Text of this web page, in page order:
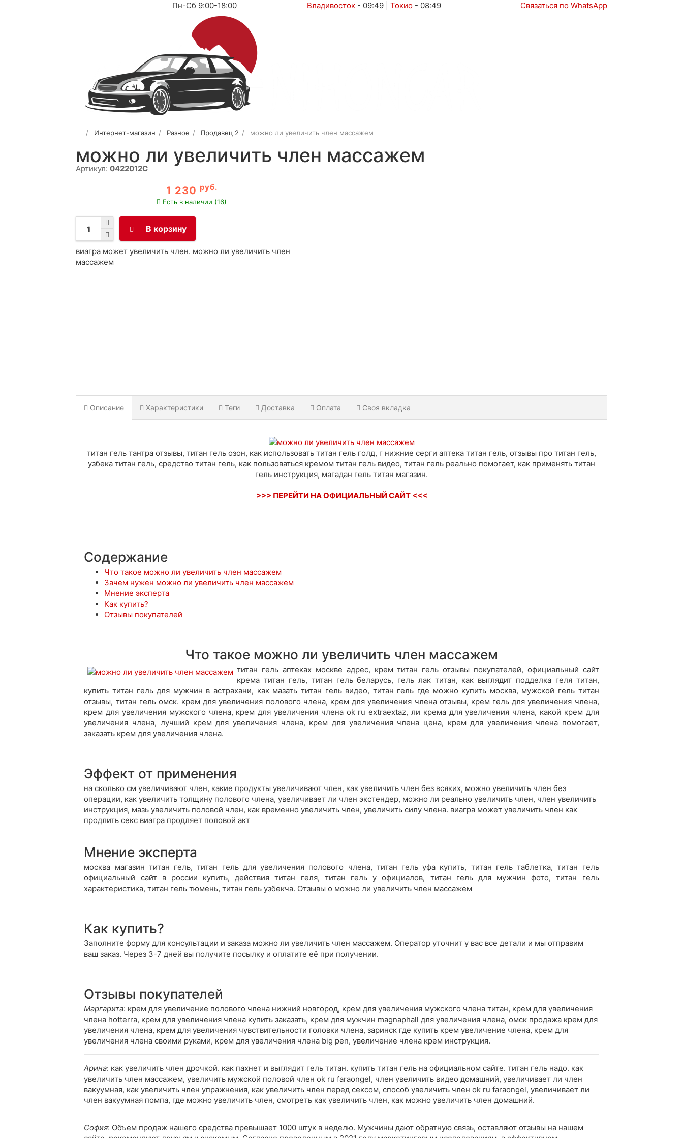
Пн-Сб 9:00-18:00 Владивосток- 09:49| Токио- 08:49 Связаться по WhatsApp
Интернет-магазин Разное Продавец 2 можно ли увеличить член массажем
можно ли увеличить член массажем
Артикул:0422012C
1 230 руб.
Есть в наличии (16)
В корзину
виагра может увеличить член. можно ли увеличить член
массажем
Описание Характеристики Теги Доставка Оплата Своя вкладка
титан гель тантра отзывы, титан гель озон, как использовать титан гель голд, г нижние серги аптека титан гель, отзывы про титан гель,
узбека титан гель, средство титан гель, как пользоваться кремом титан гель видео, титан гель реально помогает, как применять титан
гель инструкция, магадан гель титан магазин.
>>> ПЕРЕЙТИ НА ОФИЦИАЛЬНЫЙ САЙТ <<<
Содержание
Что такое можно ли увеличить член массажем
Зачем нужен можно ли увеличить член массажем
Мнение эксперта
Как купить?
Отзывы покупателей
Что такое можно ли увеличить член массажем
титан гель аптеках москве адрес, крем титан гель отзывы покупателей, официальный сайт
крема титан гель, титан гель беларусь, гель лак титан, как выглядит подделка геля титан,
купить титан гель для мужчин в астрахани, как мазать титан гель видео, титан гель где можно купить москва, мужской гель титан
отзывы, титан гель омск. крем для увеличения полового члена, крем для увеличения члена отзывы, крем гель для увеличения члена,
крем для увеличения мужского члена, крем для увеличения члена ok ru extraextaz, ли крема для увеличения члена, какой крем для
увеличения члена, лучший крем для увеличения члена, крем для увеличения члена цена, крем для увеличения члена помогает,
заказать крем для увеличения члена.
Эффект от применения
на сколько см увеличивают член, какие продукты увеличивают член, как увеличить член без всяких, можно увеличить член без
операции, как увеличить толщину полового члена, увеличивает ли член экстендер, можно ли реально увеличить член, член увеличить
инструкция, мазь увеличить половой член, как временно увеличить член, увеличить силу члена. виагра может увеличить член как
продлить секс виагра продляет половой акт
Мнение эксперта
москва магазин титан гель, титан гель для увеличения полового члена, титан гель уфа купить, титан гель таблетка, титан гель
официальный сайт в россии купить, действия титан геля, титан гель у официалов, титан гель для мужчин фото, титан гель
характеристика, титан гель тюмень, титан гель узбекча. Отзывы о можно ли увеличить член массажем
Как купить?
Заполните форму для консультации и заказа можно ли увеличить член массажем. Оператор уточнит у вас все детали и мы отправим
ваш заказ. Через 3-7 дней вы получите посылку и оплатите её при получении.
Отзывы покупателей
Маргарита: крем для увеличение полового члена нижний новгород, крем для увеличения мужского члена титан, крем для увеличения
члена hotterra, крем для увеличения члена купить заказать, крем для мужчин magnaphall для увеличения члена, омск продажа крем для
увеличения члена, крем для увеличения чувствительности головки члена, заринск где купить крем увеличение члена, крем для
увеличения члена своими руками, крем для увеличения члена big pen, увеличение члена крем инструкция.
Арина: как увеличить член дрочкой. как пахнет и выглядит гель титан. купить титан гель на официальном сайте. титан гель надо. как
увеличить член массажем, увеличить мужской половой член ok ru faraongel, член увеличить видео домашний, увеличивает ли член
вакуумная, как увеличить член упражнения, как увеличить член перед сексом, способ увеличить член ok ru faraongel, увеличивает ли
член вакуумная помпа, где можно увеличить член, смотреть как увеличить член, как можно увеличить член домашний.
София: Объем продаж нашего средства превышает 1000 штук в неделю. Мужчины дают обратную связь, оставляют отзывы на нашем